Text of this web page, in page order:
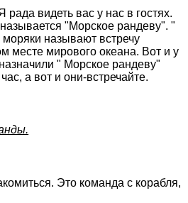
рада видеть вас у нас в гостях.
"Морское рандеву". "
называют встречу
месте мирового океана. Вот и у
" Морское рандеву"
а вот и они-встречайте.
Это команда с корабля,